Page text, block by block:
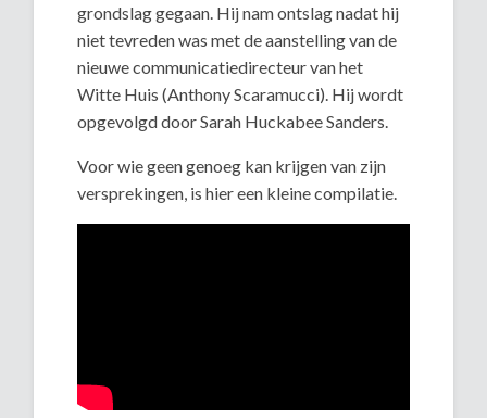
grondslag gegaan. Hij nam ontslag nadat hij
niet tevreden was met de aanstelling van de
nieuwe communicatiedirecteur van het
Witte Huis (Anthony Scaramucci). Hij wordt
opgevolgd door Sarah Huckabee Sanders.
Voor wie geen genoeg kan krijgen van zijn
versprekingen, is hier een kleine compilatie.